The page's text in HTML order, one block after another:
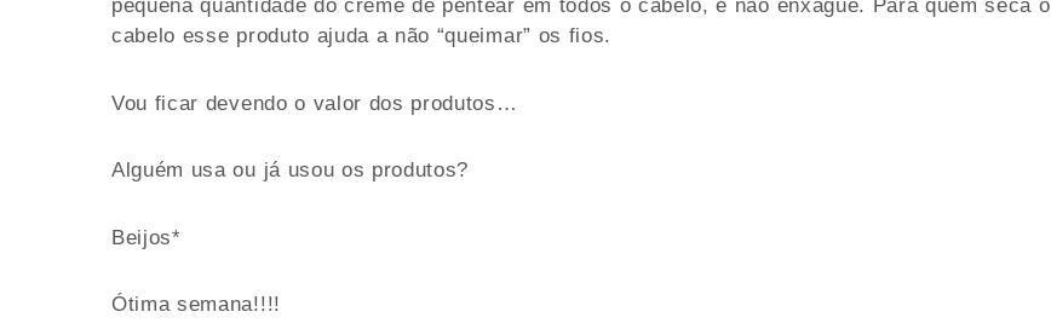
pequena quantidade do creme de pentear em todos o cabelo, e não enxágue. Para quem seca o
cabelo esse produto ajuda a não “queimar” os fios.
Vou ficar devendo o valor dos produtos…
Alguém usa ou já usou os produtos?
Beijos*
Ótima semana!!!!